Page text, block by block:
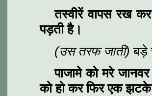
तस्वीरें वापस रख
पड़ती है।
(उस तरफ जाती) बड़े
पाजामे को मरे
को हो कर फिर एक